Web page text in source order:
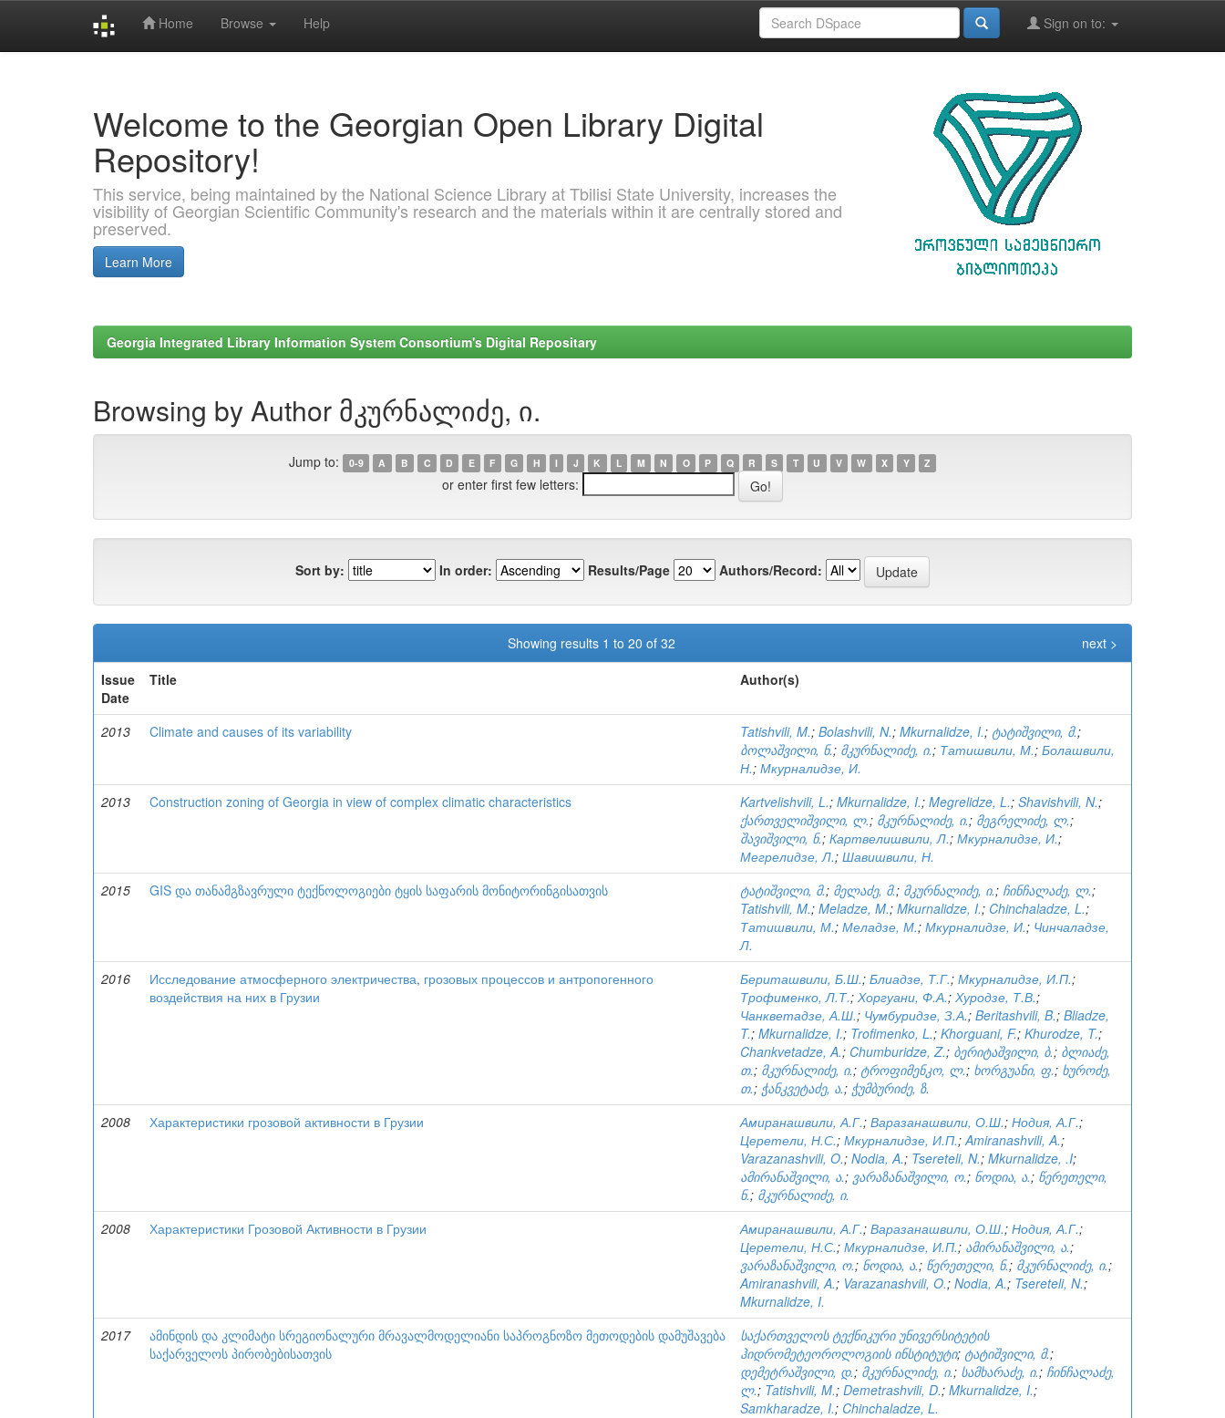
Home Browse Help Sign on to:
Welcome to the Georgian Open Library Digital
Repository!
This service, being maintained by the National Science Library at Tbilisi State University, increases the
visibility of Georgian Scientific Community's research and the materials within it are centrally stored and
preserved.
Learn More
Georgia Integrated Library Information System Consortium's Digital Repositary
Browsing by Author მკურნალიძე, ი.
Jump to: 0-9 A B C D E F G H I J K L M N O P Q R S T U V W X Y Z
or enter first few letters:
Sort by: In order: Results/Page Authors/Record:
Showing results 1 to 20 of 32
next >
Issue
Date
Title Author(s)
2013 Climate and causes of its variability Tatishvili, M.; Bolashvili, N.; Mkurnalidze, I.; ტატიშვილი, მ.;
ბოლაშვილი, ნ.; მკურნალიძე, ი.; Татишвили, М.; Болашвили,
Н.; Мкурналидзе, И.
2013
Construction zoning of Georgia in view of complex climatic characteristics Kartvelishvili, L.; Mkurnalidze, I.; Megrelidze, L.; Shavishvili, N.;
ქართველიშვილი, ლ.; მკურნალიძე, ი.; მეგრელიძე, ლ.;
შავიშვილი, ნ.; Картвелишвили, Л.; Мкурналидзе, И.;
Мегрелидзе, Л.; Шавишвили, Н.
2015
GIS და თანამგზავრული ტექნოლოგიები ტყის საფარის მონიტორინგისათვის ტატიშვილი, მ.; მელაძე, მ.; მკურნალიძე, ი.; ჩინჩალაძე, ლ.;
Tatishvili, M.; Meladze, M.; Mkurnalidze, I.; Chinchaladze, L.;
Татишвили, М.; Меладзе, М.; Мкурналидзе, И.; Чинчаладзе,
Л.
2016
Исследование атмосферного электричества, грозовых процессов и антропогенного
воздействия на них в Грузии
Бериташвили, Б.Ш.; Блиадзе, Т.Г.; Мкурналидзе, И.П.;
Трофименко, Л.Т.; Хоргуани, Ф.А.; Хуродзе, Т.В.;
Чанкветадзе, А.Ш.; Чумбуридзе, З.А.; Beritashvili, B.; Bliadze,
T.; Mkurnalidze, I.; Trofimenko, L.; Khorguani, F.; Khurodze, T.;
Chankvetadze, A.; Chumburidze, Z.; ბერიტაშვილი, ბ.; ბლიაძე,
თ.; მკურნალიძე, ი.; ტროფიმენკო, ლ.; ხორგუანი, ფ.; ხუროძე,
თ.; ჭანკვეტაძე, ა.; ჭუმბურიძე, ზ.
2008
Характеристики грозовой активности в Грузии Амиранашвили, А.Г.; Варазанашвили, О.Ш.; Нодия, А.Г.;
Церетели, Н.С.; Мкурналидзе, И.П.;Amiranashvili, A.;
Varazanashvili, O.; Nodia, A.; Tsereteli, N.; Mkurnalidze, .I;
ამირანაშვილი, ა.; ვარაზანაშვილი, ო.; ნოდია, ა.; წერეთელი,
ნ.; მკურნალიძე, ი.
2008
Характеристики Грозовой Активности в Грузии Амиранашвили, А.Г.; Варазанашвили, О.Ш.; Нодия, А.Г.;
Церетели, Н.С.; Мкурналидзе, И.П.; ამირანაშვილი, ა.;
ვარაზანაშვილი, ო.; ნოდია, ა.; წერეთელი, ნ.; მკურნალიძე, ი.;
Amiranashvili, A.; Varazanashvili, O.; Nodia, A.; Tsereteli, N.;
Mkurnalidze, I.
2017
ამინდის და კლიმატი სრეგიონალური მრავალმოდელიანი საპროგნოზო მეთოდების დამუშავება
საქარველოს პირობებისათვის
საქართველოს ტექნიკური უნივერსიტეტის
ჰიდრომეტეოროლოგიის ინსტიტუტი; ტატიშვილი, მ.;
დემეტრაშვილი, დ.; მკურნალიძე, ი.; სამხარაძე, ი.; ჩინჩალაძე,
ლ.; Tatishvili, M.; Demetrashvili, D.; Mkurnalidze, I.;
Samkharadze, I.; Chinchaladze, L.